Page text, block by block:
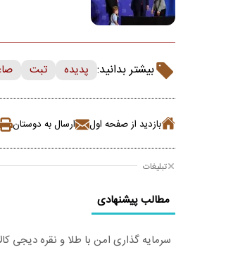
بیشتر بدانید: پدیده تبت
بازدید از صفحه اول ارسال به دوستان
تبلیغات
مطالب پیشنهادی
سرمایه گذاری امن با طلا و نقره دیجی